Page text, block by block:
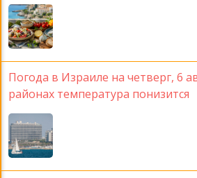
Погода в Израиле на четверг, 6
районах температура понизится